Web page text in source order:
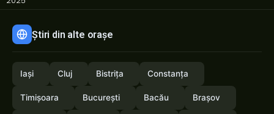
Știri din alte orașe
Iași Cluj Bistrița Constanța
Timișoara București Bacău Brașov